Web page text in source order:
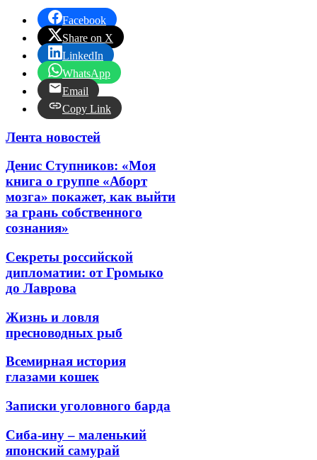
Facebook
Share on X
LinkedIn
WhatsApp
Email
Copy Link
Лента новостей
Денис Ступников: «Моя
книга о группе «Аборт
мозга» покажет, как выйти
за грань собственного
сознания»
Секреты российской
дипломатии: от Громыко
до Лаврова
Жизнь и ловля
пресноводных рыб
Всемирная история
глазами кошек
Записки уголовного барда
Сиба-ину – маленький
японский самурай